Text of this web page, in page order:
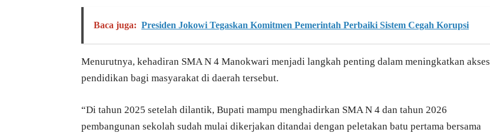
Baca juga: Presiden Jokowi Tegaskan Komitmen Pemerintah Perbaiki Sistem Cegah Korupsi
Menurutnya, kehadiran SMA N 4 Manokwari menjadi langkah penting dalam meningkatkan akses
pendidikan bagi masyarakat di daerah tersebut.
“Di tahun 2025 setelah dilantik, Bupati mampu menghadirkan SMA N 4 dan tahun 2026
pembangunan sekolah sudah mulai dikerjakan ditandai dengan peletakan batu pertama bersama